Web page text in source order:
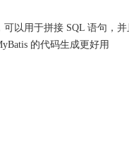
以用于拼接 SQL 语句，
的代码生成更好用